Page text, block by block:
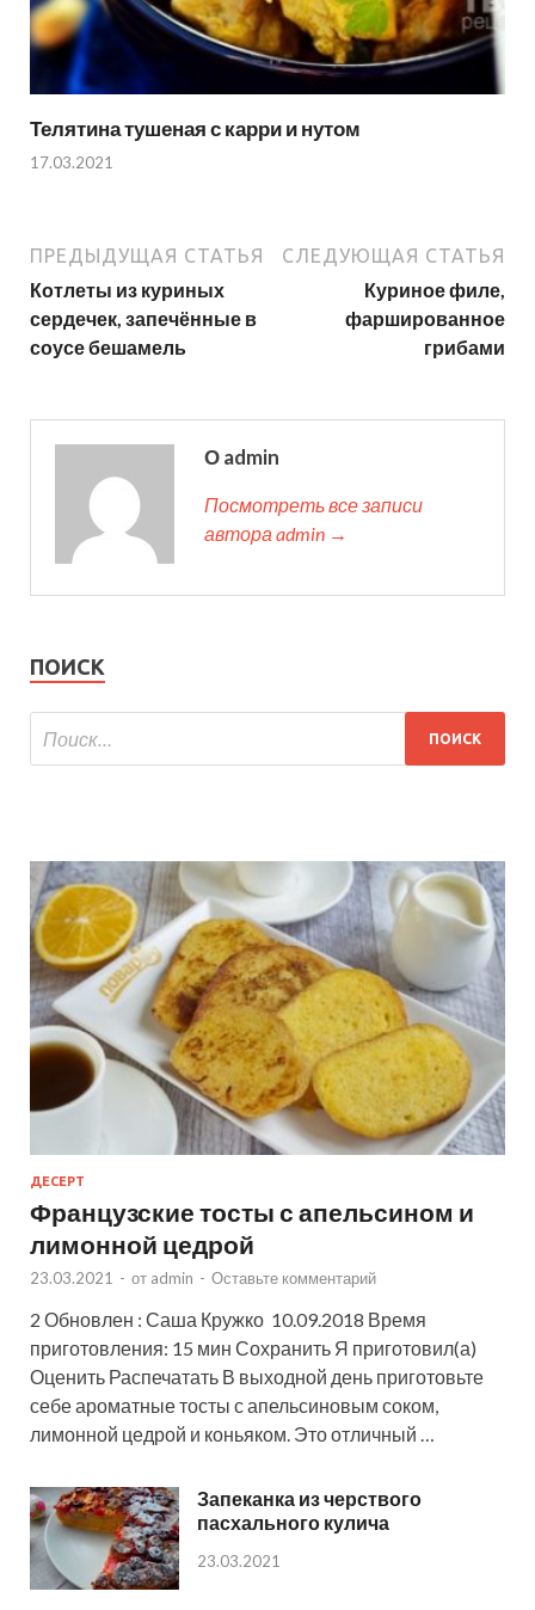
Телятина тушеная с карри и нутом
17.03.2021
ПРЕДЫДУЩАЯ СТАТЬЯ
Котлеты из куриных
сердечек, запечённые в
соусе бешамель
СЛЕДУЮЩАЯ СТАТЬЯ
Куриное филе,
фаршированное
грибами
О admin
Посмотреть все записи
автора admin →
ПОИСК
ДЕСЕРТ
Французские тосты с апельсином и
лимонной цедрой
23.03.2021 - от admin - Оставьте комментарий
2 Обновлен : Саша Кружко 10.09.2018 Время
приготовления: 15 мин Сохранить Я приготовил(а)
Оценить Распечатать В выходной день приготовьте
себе ароматные тосты с апельсиновым соком,
лимонной цедрой и коньяком. Это отличный …
Запеканка из черствого
пасхального кулича
23.03.2021